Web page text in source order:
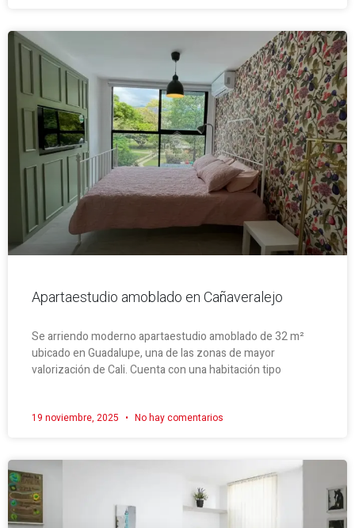
Apartaestudio amoblado en Cañaveralejo
Se arriendo moderno apartaestudio amoblado de 32 m²
ubicado en Guadalupe, una de las zonas de mayor
valorización de Cali. Cuenta con una habitación tipo
19 noviembre, 2025 No hay comentarios